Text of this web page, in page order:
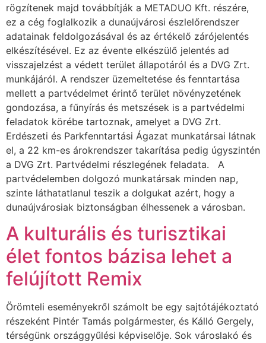
rögzítenek majd továbbítják a METADUO Kft. részére,
ez a cég foglalkozik a dunaújvárosi észlelőrendszer
adatainak feldolgozásával és az értékelő zárójelentés
elkészítésével. Ez az évente elkészülő jelentés ad
visszajelzést a védett terület állapotáról és a DVG Zrt.
munkájáról. A rendszer üzemeltetése és fenntartása
mellett a partvédelmet érintő terület növényzetének
gondozása, a fűnyírás és metszések is a partvédelmi
feladatok körébe tartoznak, amelyet a DVG Zrt.
Erdészeti és Parkfenntartási Ágazat munkatársai látnak
el, a 22 km-es árokrendszer takarítása pedig úgyszintén
a DVG Zrt. Partvédelmi részlegének feladata. A
partvédelemben dolgozó munkatársak minden nap,
szinte láthatatlanul teszik a dolgukat azért, hogy a
dunaújvárosiak biztonságban élhessenek a városban.
A kulturális és turisztikai
élet fontos bázisa lehet a
felújított Remix
Örömteli eseményekről számolt be egy sajtótájékoztató
részeként Pintér Tamás polgármester, és Kálló Gergely,
térségünk országgyűlési képviselője. Sok városlakó és